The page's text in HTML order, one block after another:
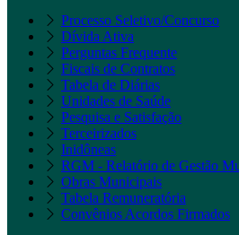
Processo Seletivo/Concurso
Dívida Ativa
Perguntas Frequente
Fiscais de Contratos
Tabela de Diárias
Unidades de Saúde
Pesquisa e Satisfação
Terceirizados
Inidôneas
RGM - Relatório de Gestão
Obras Municipais
Tabela Remuneratória
Convênios Acordos Firmados